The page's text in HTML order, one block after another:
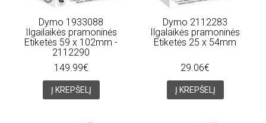
Dymo 1933088
Ilgailaikės pramoninės
Etiketės 59 x 102mm -
2112290
149.99€
Į KREPŠELĮ
Dymo 2112283
Ilgalaikės pramoninės
Etiketės 25 x 54mm
29.06€
Į KREPŠELĮ